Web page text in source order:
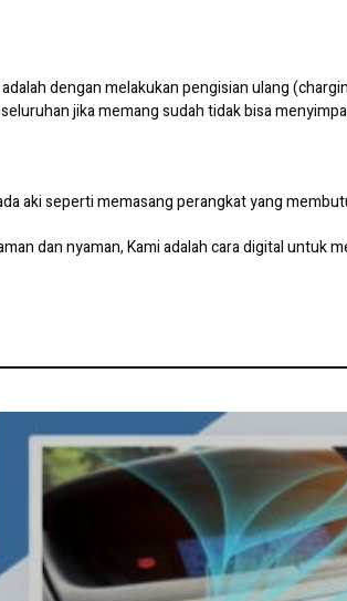
dengan melakukan pengisian ulang
jika memang sudah tidak bisa
aki seperti memasang perangkat yang
dan nyaman, Kami adalah cara digital untuk